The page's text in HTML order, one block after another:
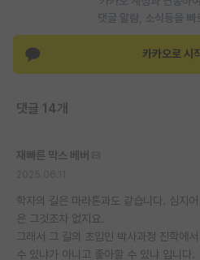
댓글 알람, 소식등을 빠
카카오로 시
댓글 14개
재빠른 막스 베버
학자의 길은 마라톤과도 같습니다. 심지
은 그것조차 없지요.
그래서 그 길의 초입인 박사과정 진학에
수 있냐가 아니고 좋아할 수 있냐 입니다.